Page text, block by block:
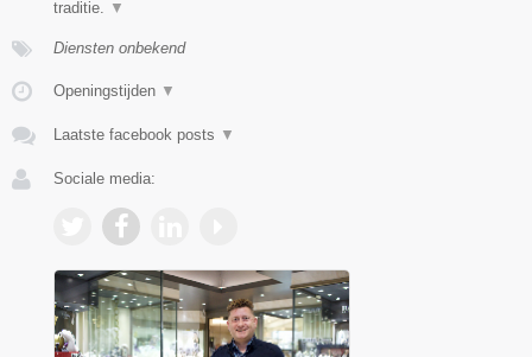
traditie. ▼
Diensten onbekend
Openingstijden ▼
Laatste facebook posts ▼
Sociale media: